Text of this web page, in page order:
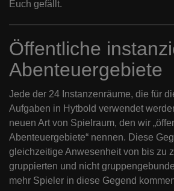
Euch gefällt.
Öffentliche
Abenteuergebiete
Jede der 24 Instanzenräume, die für
Aufgaben in Hytbold verwendet
neuen Art von Spielraum, den wir
Abenteuergebiete“ nennen. Diese
gleichzeitige Anwesenheit von bis zu
gruppierten und nicht
mehr Spieler in diese Gegend